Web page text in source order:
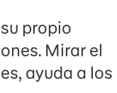
propio
Mirar el
ayuda a los